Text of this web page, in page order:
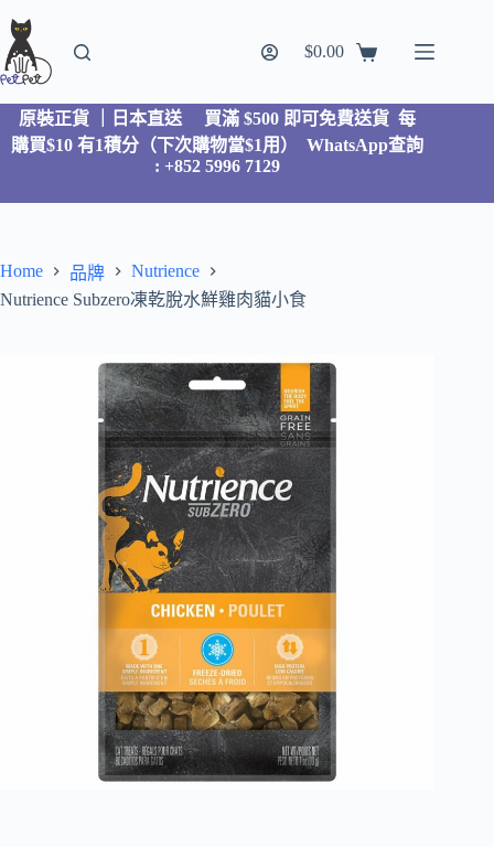
$0.00
原裝正貨 ｜日本直送
買滿 $500 即可免費送貨 每
購買$10 有1積分（下次購物當$1用）WhatsApp查詢
: +852 5996 7129
Home 品牌
Nutrience
Nutrience Subzero凍乾脫水鮮雞肉貓小食